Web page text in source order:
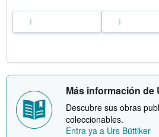
Más información de
Descubre sus obras
coleccionables.
Entra ya a Urs Büttiker